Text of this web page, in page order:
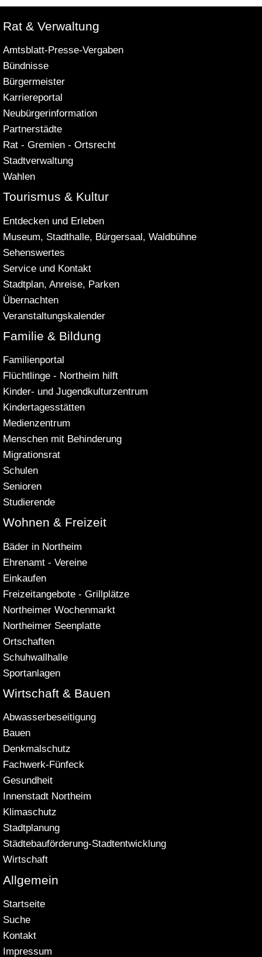
Rat & Verwaltung
Amtsblatt-Presse-Vergaben
Bündnisse
Bürgermeister
Karriereportal
Neubürgerinformation
Partnerstädte
Rat - Gremien - Ortsrecht
Stadtverwaltung
Wahlen
Tourismus & Kultur
Entdecken und Erleben
Museum, Stadthalle, Bürgersaal, Waldbühne
Sehenswertes
Service und Kontakt
Stadtplan, Anreise, Parken
Übernachten
Veranstaltungskalender
Familie & Bildung
Familienportal
Flüchtlinge - Northeim hilft
Kinder- und Jugendkulturzentrum
Kindertagesstätten
Medienzentrum
Menschen mit Behinderung
Migrationsrat
Schulen
Senioren
Studierende
Wohnen & Freizeit
Bäder in Northeim
Ehrenamt - Vereine
Einkaufen
Freizeitangebote - Grillplätze
Northeimer Wochenmarkt
Northeimer Seenplatte
Ortschaften
Schuhwallhalle
Sportanlagen
Wirtschaft & Bauen
Abwasserbeseitigung
Bauen
Denkmalschutz
Fachwerk-Fünfeck
Gesundheit
Innenstadt Northeim
Klimaschutz
Stadtplanung
Städtebauförderung-Stadtentwicklung
Wirtschaft
Allgemein
Startseite
Suche
Kontakt
Impressum